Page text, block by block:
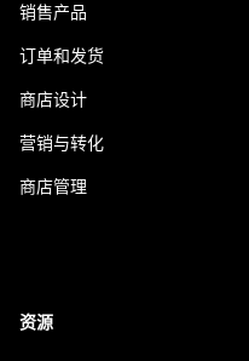
销售产品
订单和发货
商店设计
营销与转化
商店管理
资源